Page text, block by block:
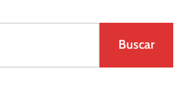
Buscar